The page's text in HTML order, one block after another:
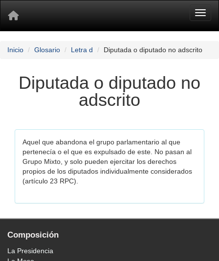
Inicio Glosario Letra d Diputada o diputado no adscrito
Diputada o diputado no
adscrito
Aquel que abandona el grupo parlamentario al que
pertenecía o el que es expulsado de este. No pasan al
Grupo Mixto, y solo pueden ejercitar los derechos
propios de los diputados individualmente considerados
(artículo 23 RPC).
Composición
La Presidencia